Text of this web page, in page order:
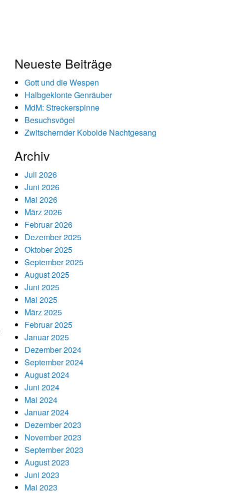
Neueste Beiträge
Gott und die Wespen
Halbgeklonte Genräuber
MdM: Streckerspinne
Besuchsvögel
Zwitschernder Kobolde Nachtgesang
Archiv
Juli 2026
Juni 2026
Mai 2026
März 2026
Februar 2026
Dezember 2025
Oktober 2025
September 2025
August 2025
Juni 2025
Mai 2025
März 2025
Februar 2025
Januar 2025
Dezember 2024
September 2024
August 2024
Juni 2024
Mai 2024
Januar 2024
Dezember 2023
November 2023
September 2023
August 2023
Juni 2023
Mai 2023